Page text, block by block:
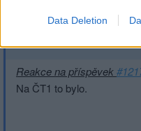
Data Deletion
Reakce na příspěvek
Na ČT1 to bylo.